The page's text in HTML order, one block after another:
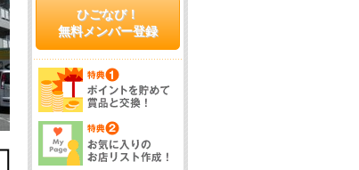
ひごなび！
無料メンバー登録